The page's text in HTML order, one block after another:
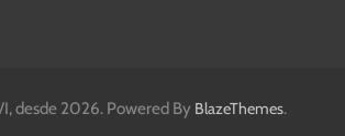
desde 2026. Powered By BlazeThemes.